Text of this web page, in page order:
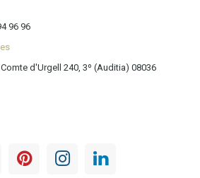
96 96
d'Urgell 240, 3º (Auditia) 08036